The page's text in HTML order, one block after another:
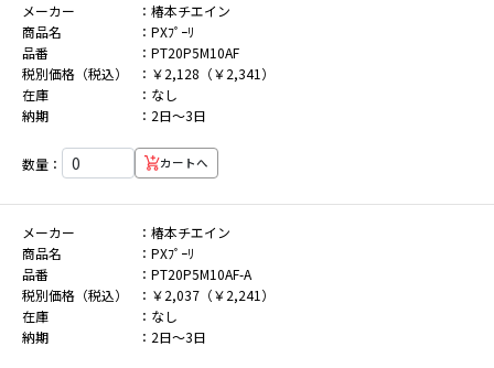
メーカー
椿本チエイン
商品名
PXﾌﾟｰﾘ
品番
PT20P5M10AF
税別価格（税込）
￥2,128（￥2,341）
在庫
なし
納期
2日～3日
数量： カートへ
メーカー
椿本チエイン
商品名
PXﾌﾟｰﾘ
品番
PT20P5M10AF-A
税別価格（税込）
￥2,037（￥2,241）
在庫
なし
納期
2日～3日